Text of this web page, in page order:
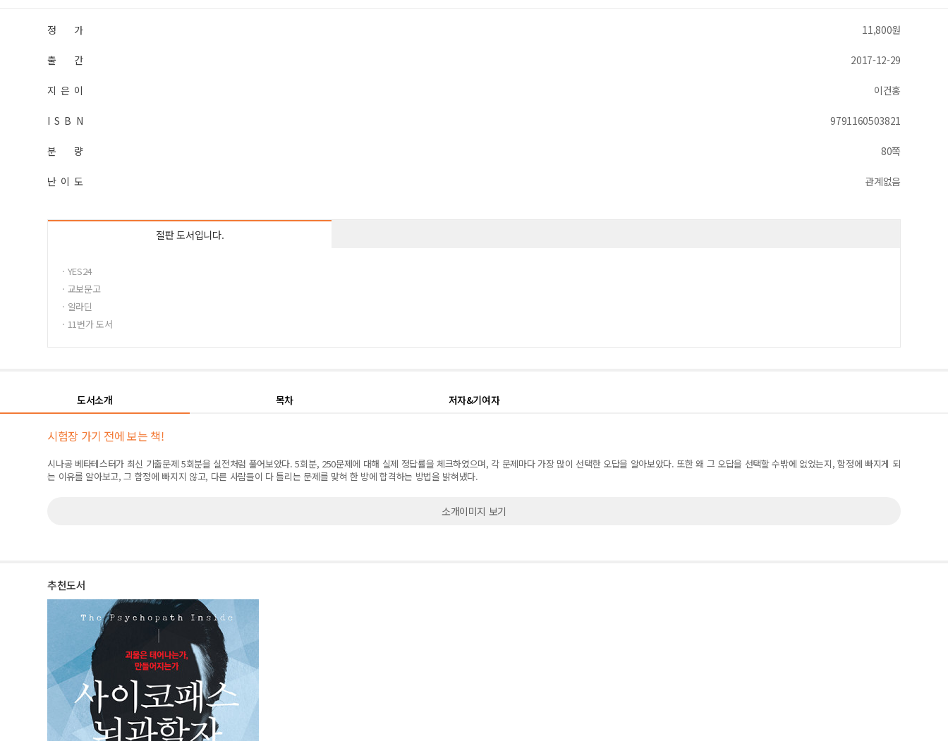
정 가 11,800원
출 간 2017-12-29
지 은 이 이건홍
I S B N 9791160503821
분 량 80쪽
난 이 도 관계없음
절판 도서입니다.
· YES24
· 교보문고
· 알라딘
· 11번가 도서
도서소개 목차 저자&기여자
시험장 가기 전에 보는 책!
시나공 베타테스터가 최신 기출문제 5회분을 실전처럼 풀어보았다. 5회분, 250문제에 대해 실제 정답률을 체크하였으며, 각 문제마다 가장 많이 선택한 오답을 알아보았다. 또한 왜 그 오답을 선택할 수밖에 없었는지, 함정에 빠지게 되
는 이유를 알아보고, 그 함정에 빠지지 않고, 다른 사람들이 다 틀리는 문제를 맞혀 한 방에 합격하는 방법을 밝혀냈다.
소개이미지 보기
추천도서